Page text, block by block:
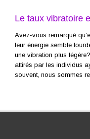
Le taux vibratoire
Avez-vous remarqué
leur énergie semble
une vibration plus
attirés par les individus
souvent, nous sommes